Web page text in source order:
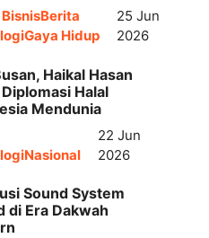
Berita
Gaya Hidup
25 Jun
2026
Haikal Hasan
Halal
Mendunia
Nasional
22 Jun
2026
Sound System
di Era Dakwah